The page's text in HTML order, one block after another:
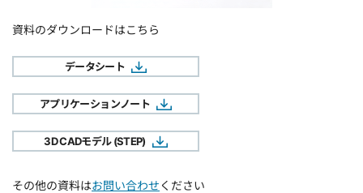
資料のダウンロードはこちら
データシート
アプリケーションノート
3D CADモデル (STEP)
その他の資料はお問い合わせ ください